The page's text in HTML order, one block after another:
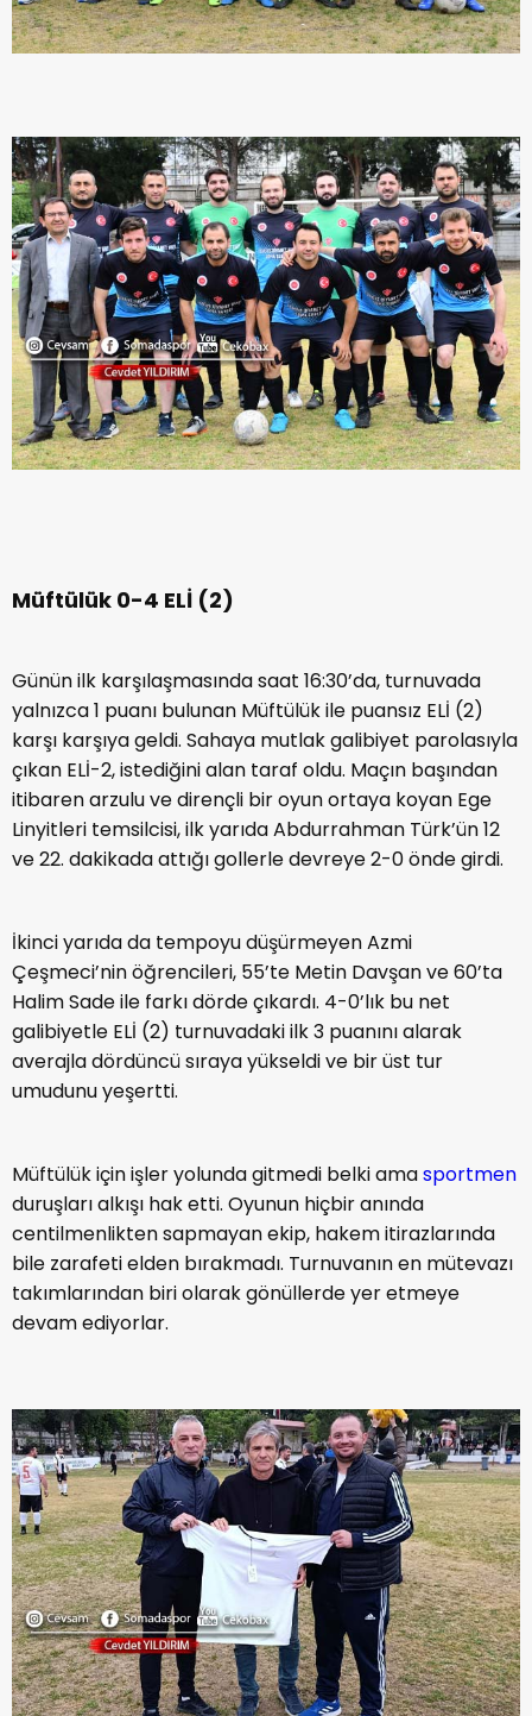
Müftülük 0-4 ELİ (2)
Günün ilk karşılaşmasında saat 16:30’da, turnuvada
yalnızca 1 puanı bulunan Müftülük ile puansız ELİ (2)
karşı karşıya geldi. Sahaya mutlak galibiyet parolasıyla
çıkan ELİ-2, istediğini alan taraf oldu. Maçın başından
itibaren arzulu ve dirençli bir oyun ortaya koyan Ege
Linyitleri temsilcisi, ilk yarıda Abdurrahman Türk’ün 12
ve 22. dakikada attığı gollerle devreye 2-0 önde girdi.
İkinci yarıda da tempoyu düşürmeyen Azmi
Çeşmeci’nin öğrencileri, 55’te Metin Davşan ve 60’ta
Halim Sade ile farkı dörde çıkardı. 4-0’lık bu net
galibiyetle ELİ (2) turnuvadaki ilk 3 puanını alarak
averajla dördüncü sıraya yükseldi ve bir üst tur
umudunu yeşertti.
Müftülük için işler yolunda gitmedi belki amasportmen
duruşları alkışı hak etti. Oyunun hiçbir anında
centilmenlikten sapmayan ekip, hakem itirazlarında
bile zarafeti elden bırakmadı. Turnuvanın en mütevazı
takımlarından biri olarak gönüllerde yer etmeye
devam ediyorlar.